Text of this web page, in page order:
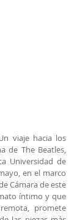
viaje hacia los
de The Beatles,
Universidad de
en el marco
Cámara de este
íntimo y que
promete